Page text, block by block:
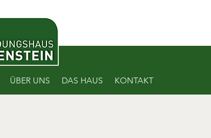
ÜBER UNS DAS HAUS KONTAKT